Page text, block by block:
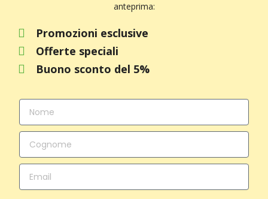
anteprima:
Promozioni esclusive
Offerte speciali
Buono sconto del 5%